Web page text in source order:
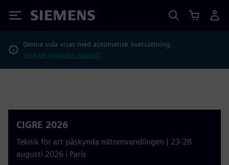
Siemens
Denna sida visas med automatisk översättning.
Visa på engelska istället?
CIGRE 2026
Teknik för att påskynda nätomvandlingen | 23-28
augusti 2026 i Paris